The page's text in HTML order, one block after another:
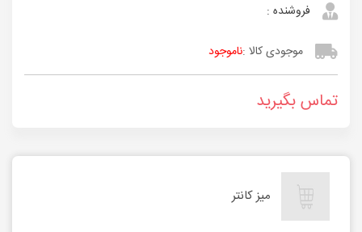
فروشنده :
موجودی کالا :ناموجود
تماس بگیرید
میز کانتر